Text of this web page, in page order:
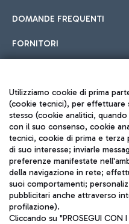
DOMANDE FREQUENTI
FORNITORI
Seguici sui social
Utilizziamo cookie di prima
(cookie tecnici), per effettuare
stesso (cookie analitici,
con il suo consenso, cookie
tecnici, cookie di prima e
di suo interesse; inviarle
preferenze manifestate
della navigazione in rete;
suoi comportamenti;
pubblicitari anche attraverso
profilazione).
Cliccando su "PROSEGUI CON